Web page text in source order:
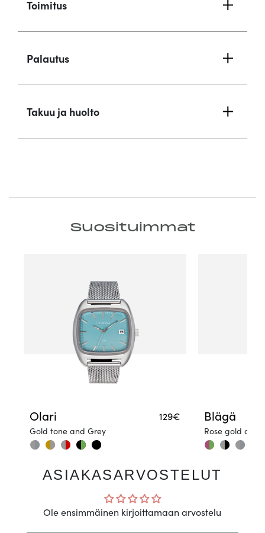
Toimitus
Palautus
Takuu ja huolto
Suosituimmat
Olari 129€
Gold tone and Grey
Blägä
Rose gold and
ASIAKASARVOSTELUT
Ole ensimmäinen kirjoittamaan arvostelu